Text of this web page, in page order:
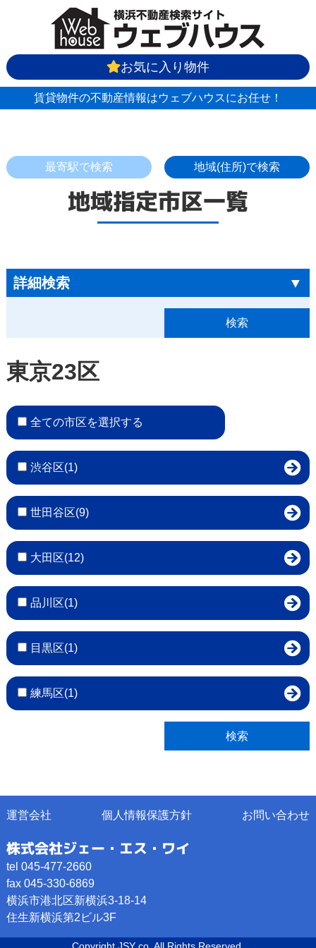
お気に入り物件
賃貸物件の不動産情報はウェブハウスにお任せ！
最寄駅で検索 地域(住所)で検索
地域指定市区一覧
詳細検索 ▼
東京23区
全ての市区を選択する
渋谷区(1)
世田谷区(9)
大田区(12)
品川区(1)
目黒区(1)
練馬区(1)
運営会社 個人情報保護方針 お問い合わせ
株式会社ジェー・エス・ワイ
tel 045-477-2660
fax 045-330-6869
横浜市港北区新横浜3-18-14
住生新横浜第2ビル3F